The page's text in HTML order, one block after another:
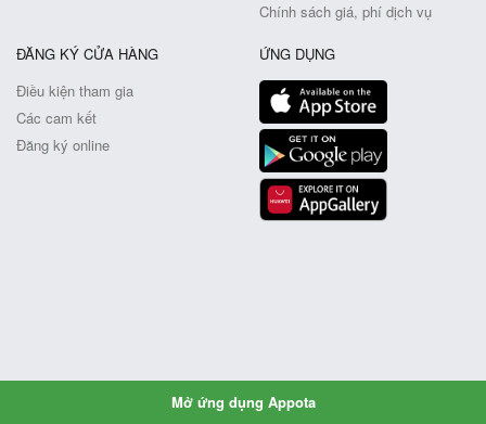
Mở ứng dụng Appota
Chính sách giá, phí dịch vụ
ĐĂNG KÝ CỬA HÀNG
Điều kiện tham gia
Các cam kết
Đăng ký online
ỨNG DỤNG